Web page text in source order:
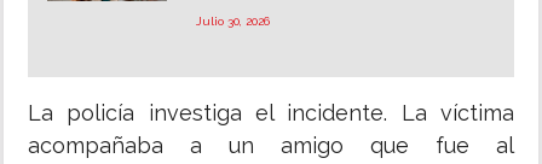
Julio 30, 2026
La policía investiga el incidente. La víctima
acompañaba a un amigo que fue al